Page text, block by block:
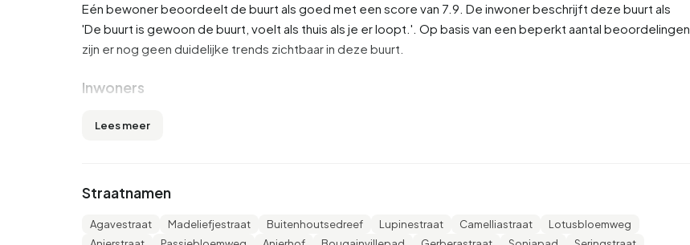
Eén bewoner beoordeelt de buurt als goed met een score van 7.9. De inwoner beschrijft deze buurt als
'De buurt is gewoon de buurt, voelt als thuis als je er loopt.'. Op basis van een beperkt aantal beoordelingen
zijn er nog geen duidelijke trends zichtbaar in deze buurt.
Inwoners
tot 65 jaar (28,6%). De overige leeftijden zijn 23,9% voor '25 tot 45 jaar', 18,1% voor '0 tot 15 jaar', 15,4%
Europa en 490 komen uit landen buiten Europa.
Er zijn 515 huishoudens in Bloemenbuurt Zuid. 27,2% daarvan zijn eenpersoonshuishoudens, 24,3%
Lees meer
Straatnamen
Agavestraat Madeliefjestraat Buitenhoutsedreef Lupinestraat Camelliastraat
Lotusbloemweg